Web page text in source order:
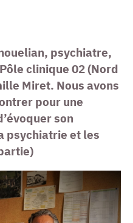
psychiatre,
clinique 02 (Nord
Miret. Nous avons
pour une
son
psychiatrie et les